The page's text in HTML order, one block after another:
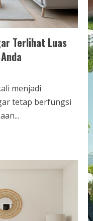
Terlihat Luas
menjadi
tetap berfungsi